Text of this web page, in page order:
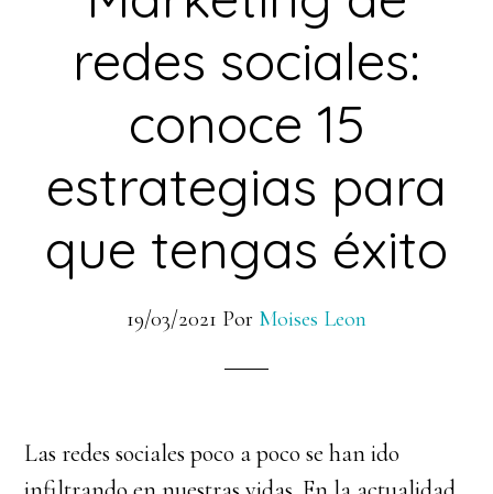
redes sociales:
conoce 15
estrategias para
que tengas éxito
19/03/2021 Por Moises Leon
Las redes sociales poco a poco se han ido